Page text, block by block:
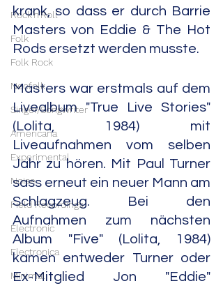
Rock'n'Roll
Folk
Folk Rock
Neofolk
Singer/Songwriter
Americana
Experimental
Noise
Field Recordings
Electronic
Electronica
Minimal
krank, so dass er durch Barrie
Masters von Eddie & The Hot
Rods ersetzt werden musste.
Masters war erstmals auf dem
Livealbum "True Live Stories"
(Lolita, 1984) mit
Liveaufnahmen vom selben
Jahr zu hören. Mit Paul Turner
sass erneut ein neuer Mann am
Schlagzeug. Bei den
Aufnahmen zum nächsten
Album "Five" (Lolita, 1984)
kamen entweder Turner oder
Ex-Mitglied Jon "Eddie"